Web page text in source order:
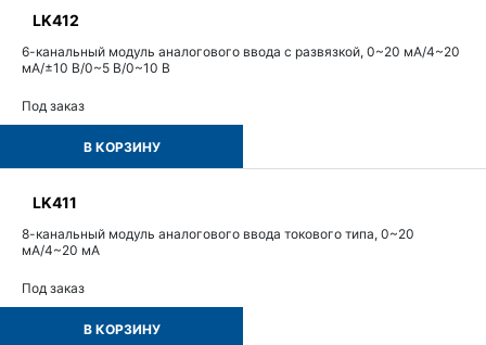
LK412
6-канальный модуль аналогового ввода с развязкой, 0~20 мА/4~20
мА/±10 В/0~5 В/0~10 В
Под заказ
В КОРЗИНУ
LK411
8-канальный модуль аналогового ввода токового типа, 0~20
мА/4~20 мА
Под заказ
В КОРЗИНУ